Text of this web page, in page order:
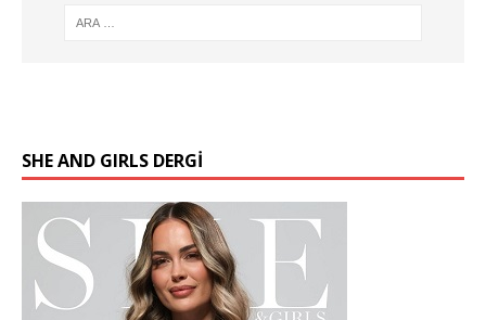
SHE AND GIRLS DERGİ